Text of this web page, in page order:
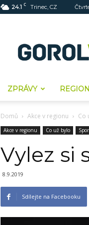
24.1 C Trinec, CZ
ZPRÁVY
Domů Akce v regionu Co
Akce v regionu Co už bylo
Vylez si
8.9.2019
Sdílejte na Facebooku